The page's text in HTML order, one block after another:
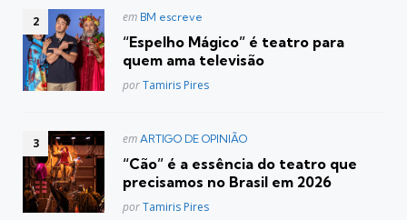
Postado
em BM escreve
“Espelho Mágico” é teatro para
quem ama televisão
Posted
porTamiris Pires
Postado
em ARTIGO DE OPINIÃO
“Cão” é a essência do teatro que
precisamos no Brasil em 2026
Posted
porTamiris Pires